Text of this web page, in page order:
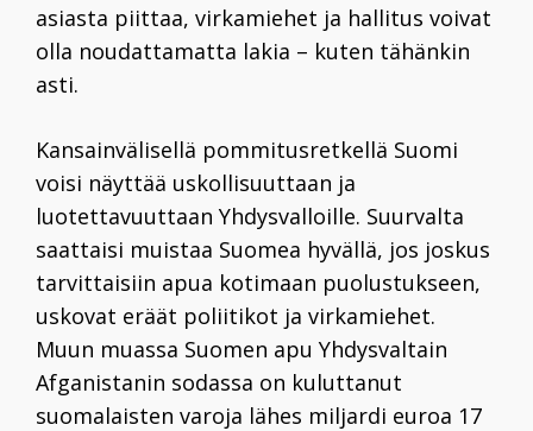
asiasta piittaa, virkamiehet ja hallitus voivat
olla noudattamatta lakia – kuten tähänkin
asti.
Kansainvälisellä pommitusretkellä Suomi
voisi näyttää uskollisuuttaan ja
luotettavuuttaan Yhdysvalloille. Suurvalta
saattaisi muistaa Suomea hyvällä, jos joskus
tarvittaisiin apua kotimaan puolustukseen,
uskovat eräät poliitikot ja virkamiehet.
Muun muassa Suomen apu Yhdysvaltain
Afganistanin sodassa on kuluttanut
suomalaisten varoja lähes miljardi euroa 17